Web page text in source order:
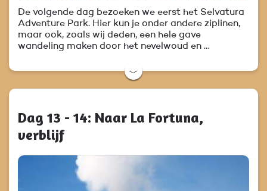
De volgende dag bezoeken we eerst het Selvatura
Adventure Park. Hier kun je onder andere ziplinen,
maar ook, zoals wij deden, een hele gave
wandeling maken door het nevelwoud en …
﹀
Dag 13 - 14: Naar La Fortuna,
verblijf